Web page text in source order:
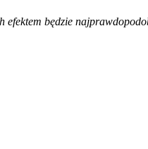
efektem będzie